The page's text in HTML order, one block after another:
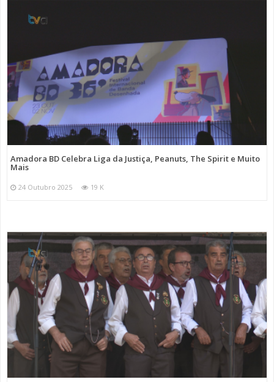
Amadora BD Celebra Liga da Justiça, Peanuts, The Spirit e Muito
Mais
24 Outubro 2025 19 K